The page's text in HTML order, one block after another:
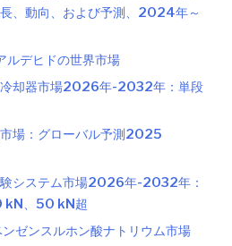
、動向、および予測、2024年～
デヒドの世界市場
冷却器市場2026年-2032年：単段
場：グローバル予測2025
システム市場2026年-2032年：
kN、50 kN超
ゼンスルホン酸ナトリウム市場